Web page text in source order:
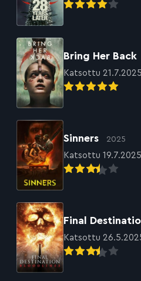
Bring Her Back
Katsottu 21.7.2025
Sinners 2025
Katsottu 19.7.2025
Final
Katsottu